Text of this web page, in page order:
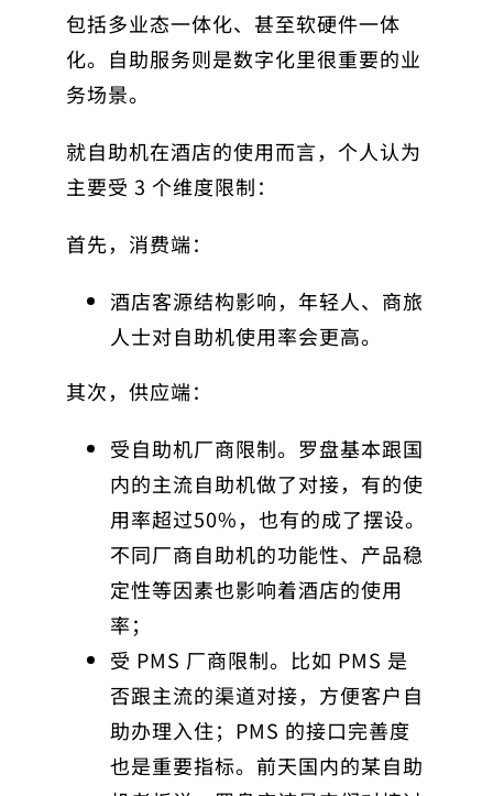
包括多业态一体化、甚至软硬件一体
化。自助服务则是数字化里很重要的业
务场景。
就自助机在酒店的使用而言，个人认为
主要受 3 个维度限制：
首先，消费端：
酒店客源结构影响，年轻人、商旅
人士对自助机使用率会更高。
其次，供应端：
受自助机厂商限制。罗盘基本跟国
内的主流自助机做了对接，有的使
用率超过50%，也有的成了摆设。
不同厂商自助机的功能性、产品稳
定性等因素也影响着酒店的使用
率；
受 PMS 厂商限制。比如 PMS 是
否跟主流的渠道对接，方便客户自
助办理入住；PMS 的接口完善度
也是重要指标。前天国内的某自助